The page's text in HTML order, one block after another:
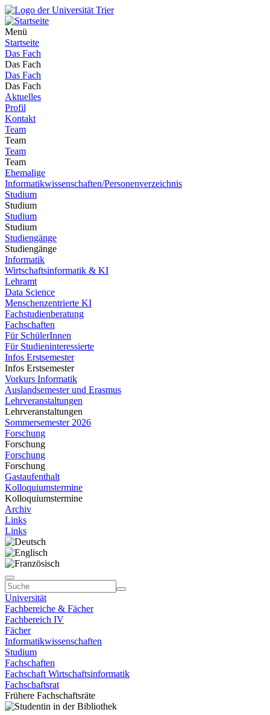
Menü
Startseite
Das Fach
Das Fach
Das Fach
Das Fach
Aktuelles
Profil
Kontakt
Team
Team
Team
Team
Ehemalige
Informatikwissenschaften/Personenverzeichnis
Studium
Studium
Studium
Studium
Studiengänge
Studiengänge
Informatik
Wirtschaftsinformatik & KI
Lehramt
Data Science
Menschenzentrierte KI
Fachstudienberatung
Fachschaften
Für SchülerInnen
Für Studieninteressierte
Infos Erstsemester
Infos Erstsemester
Vorkurs Informatik
Auslandsemester und Erasmus
Lehrveranstaltungen
Lehrveranstaltungen
Sommersemester 2026
Forschung
Forschung
Forschung
Forschung
Gastaufenthalt
Kolloquiumstermine
Kolloquiumstermine
Archiv
Links
Links
Universität
Fachbereiche & Fächer
Fachbereich IV
Fächer
Informatikwissenschaften
Studium
Fachschaften
Fachschaft Wirtschaftsinformatik
Fachschaftsrat
Frühere Fachschaftsräte